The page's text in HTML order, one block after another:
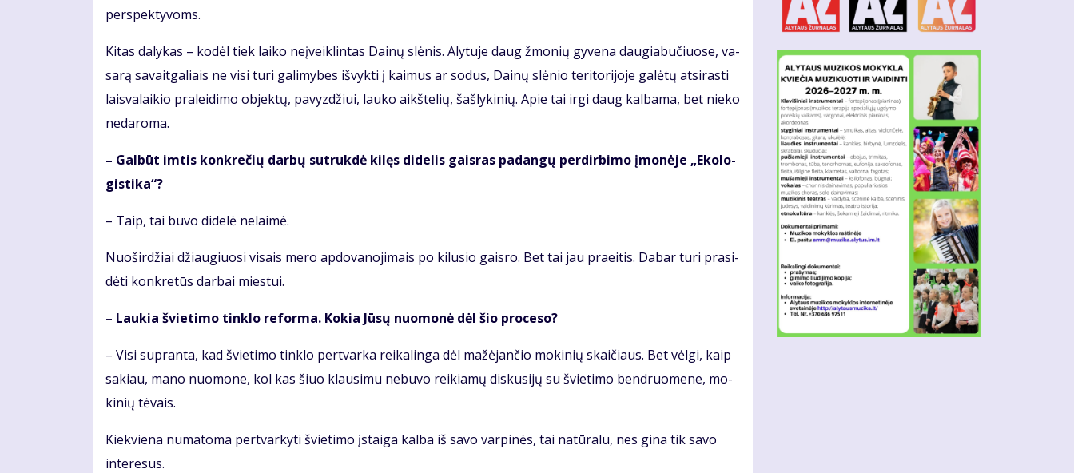
perspektyvoms.
Ki­tas da­ly­kas – ko­dėl tiek lai­ko ne­įveik­lin­tas Dai­nų slė­nis. Aly­tu­je daug žmo­nių gy­ve­na dau­gia­bu­čiuo­se, va­
sa­rą sa­vait­ga­liais ne vi­si tu­ri ga­li­my­bes iš­vyk­ti į kai­mus ar so­dus, Dai­nų slė­nio te­ri­to­ri­jo­je ga­lė­tų at­si­ras­ti
lais­va­lai­kio pra­lei­di­mo ob­jek­tų, pa­vyz­džiui, lau­ko aikš­te­lių, šaš­ly­ki­nių. Apie tai ir­gi daug kal­ba­ma, bet nie­ko
ne­da­ro­ma.
– Gal­būt im­tis kon­kre­čių dar­bų su­truk­dė ki­lęs di­de­lis gais­ras pa­dan­gų per­dir­bi­mo įmo­nė­je „Eko­lo­
gis­ti­ka“?
– Taip, tai bu­vo di­de­lė ne­lai­mė.
Nuoširdžiai džiau­giuo­si vi­sais me­ro ap­do­va­no­ji­mais po ki­lu­sio gais­ro. Bet tai jau praeitis. Da­bar tu­ri pra­si­
dė­ti kon­kre­tūs dar­bai mies­tui.
– Lau­kia švie­ti­mo tin­klo re­for­ma. Ko­kia Jū­sų nuo­mo­nė dėl šio pro­ce­so?
– Vi­si su­pran­ta, kad švie­ti­mo tin­klo per­tvar­ka rei­ka­lin­ga dėl ma­žė­jan­čio mo­ki­nių skai­čiaus. Bet vėl­gi, kaip
sa­kiau, mano nuomone, kol kas šiuo klau­si­mu nebuvo reikiamų dis­ku­si­jų su švie­ti­mo ben­druo­me­ne, mo­
ki­nių tė­vais.
Kiek­vie­na nu­ma­to­ma per­tvar­ky­ti švie­ti­mo įstai­ga kal­ba iš sa­vo var­pi­nės, tai natūralu, nes gina tik savo
interesus.